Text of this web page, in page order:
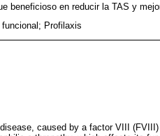
beneficioso en reducir la TAS y
Profilaxis
caused by a factor VIII